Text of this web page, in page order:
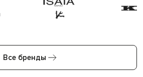
Все бренды